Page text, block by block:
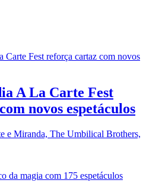
A La Carte Fest
novos espetáculos
e Miranda, The Umbilical Brothers,